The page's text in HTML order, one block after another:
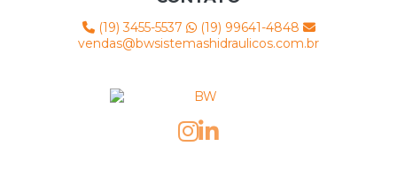
(19) 3455-5537
(19) 99641-4848
vendas@bwsistemashidraulicos.com.br